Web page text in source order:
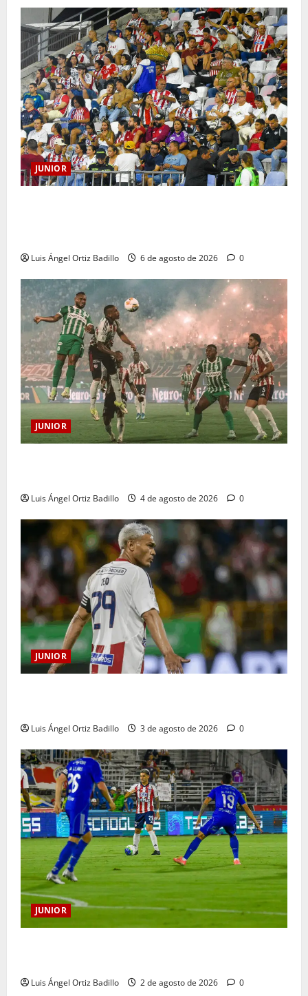
JUNIOR
Luis Ángel Ortiz Badillo 6 de agosto de 2026 0
JUNIOR
Luis Ángel Ortiz Badillo 4 de agosto de 2026 0
JUNIOR
Luis Ángel Ortiz Badillo 3 de agosto de 2026 0
JUNIOR
Luis Ángel Ortiz Badillo 2 de agosto de 2026 0